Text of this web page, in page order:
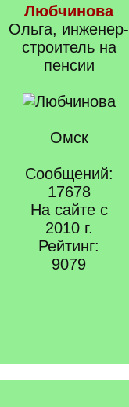
Любчинова
Ольга, инженер-
строитель на
пенсии
Омск
Сообщений:
17678
На сайте с
2010 г.
Рейтинг:
9079